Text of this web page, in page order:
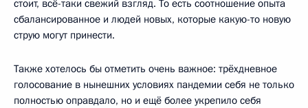
стоит, всё-таки свежий взгляд. То есть соотношение опыта
сбалансированное и людей новых, которые какую-то новую
струю могут принести.
Также хотелось бы отметить очень важное: трёхдневное
голосование в нынешних условиях пандемии себя не только
полностью оправдало, но и ещё более укрепило себя